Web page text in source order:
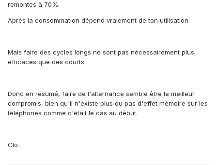
remontes à 70%.
Après la consommation dépend vraiement de ton utilisation.
Mais faire des cycles longs ne sont pas nécessairement plus
efficaces que des courts.
Donc en résumé, faire de l'alternance semble être le meilleur
compromis, bien qu'il n'existe plus ou pas d'effet mémoire sur les
téléphones comme c'était le cas au début.
Clo